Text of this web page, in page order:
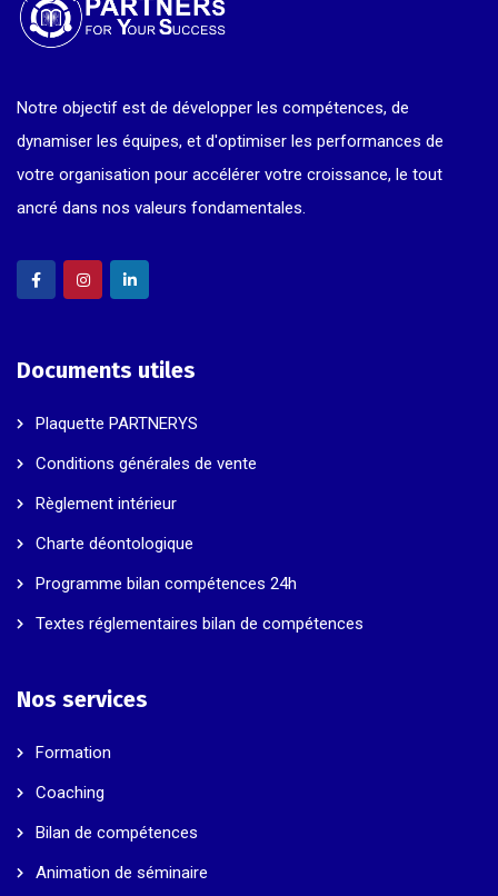
Notre objectif est de développer les compétences, de
dynamiser les équipes, et d'optimiser les performances de
votre organisation pour accélérer votre croissance, le tout
ancré dans nos valeurs fondamentales.
Documents utiles
Plaquette PARTNERYS
Conditions générales de vente
Règlement intérieur
Charte déontologique
Programme bilan compétences 24h
Textes réglementaires bilan de compétences
Nos services
Formation
Coaching
Bilan de compétences
Animation de séminaire